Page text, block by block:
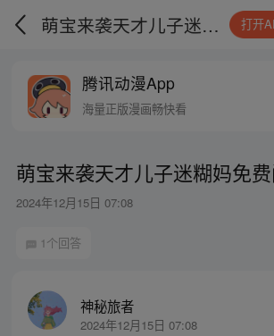
萌宝来袭天才儿子迷糊妈免费阅读 打开
腾讯动漫App
海量正版漫画畅快看
萌宝来袭天才儿子迷糊妈免
2024年12月15日 07:08
1个回答
神秘旅者
2024年12月15日 07:08